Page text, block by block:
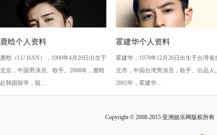
鹿晗个人资料
鹿晗（LU HAN），1990年4月20日出生于
北京，中国男演员、歌手。2008年，鹿晗
赴韩国留学，留...
霍建华个人资料
霍建华，1979年12月26日出生于台湾省
北市，中国台湾男演员，歌手、出品人
2002年，霍建华...
Copyright © 2008-2015 亚洲娱乐网版权所